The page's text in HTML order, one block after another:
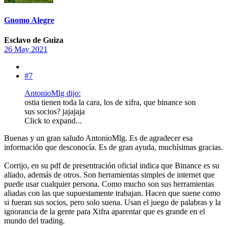
Gnomo Alegre
Esclavo de Guiza
26 May 2021
#7
AntonioMlg dijo:
ostia tienen toda la cara, los de xifra, que binance son
sus socios? jajajaja
Click to expand...
Buenas y un gran saludo AntonioMlg. Es de agradecer esa
información que desconocía. Es de gran ayuda, muchísimas gracias.
Corrijo, en su pdf de presentración oficial indica que Binance es su
aliado, además de otros. Son herramientas simples de internet que
puede usar cualquier persona. Como mucho son sus herramientas
aliadas con las que supuestamente trabajan. Hacen que suene como
si fueran sus socios, pero solo suena. Usan el juego de palabras y la
ignorancia de la gente para Xifra aparentar que es grande en el
mundo del trading.